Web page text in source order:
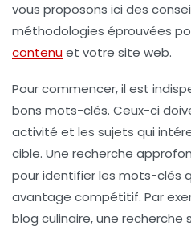
vous proposons ici des
méthodologies éprouvées
contenuet votre site web.
Pour commencer, il est
bons mots-clés. Ceux-ci
activité et les sujets qui
cible. Une recherche
pour identifier les mots-clés
avantage compétitif. Par
blog culinaire, une recherche